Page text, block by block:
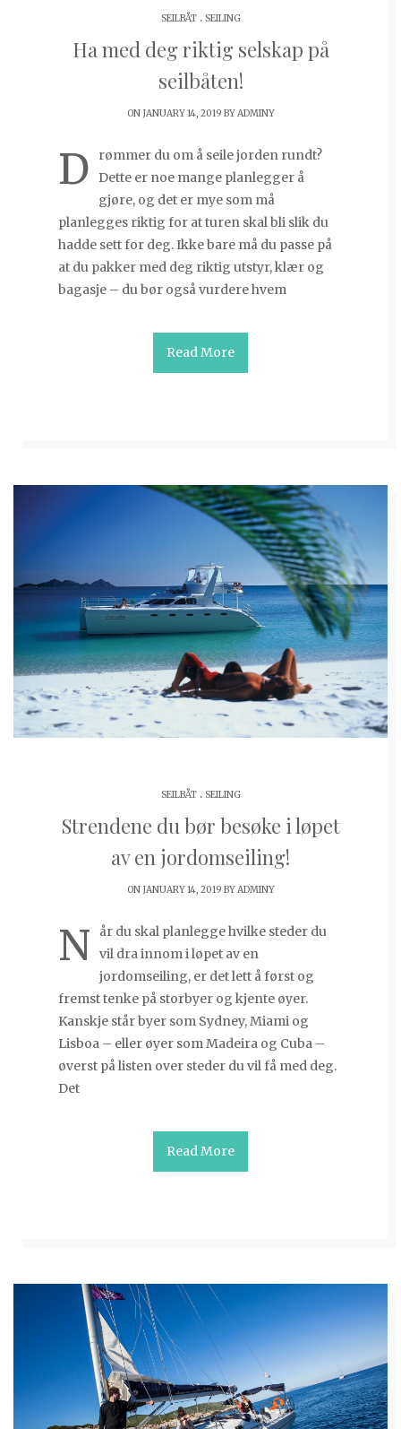
SEILBÅT. SEILING
Ha med deg riktig selskap på
seilbåten!
ON JANUARY 14, 2019 BYADMINY
D
rømmer du om å seile jorden rundt?
Dette er noe mange planlegger å
gjøre, og det er mye som må
planlegges riktig for at turen skal bli slik du
hadde sett for deg. Ikke bare må du passe på
at du pakker med deg riktig utstyr, klær og
bagasje – du bør også vurdere hvem
Read More
SEILBÅT. SEILING
Strendene du bør besøke i løpet
av en jordomseiling!
ON JANUARY 14, 2019 BYADMINY
N
år du skal planlegge hvilke steder du
vil dra innom i løpet av en
jordomseiling, er det lett å først og
fremst tenke på storbyer og kjente øyer.
Kanskje står byer som Sydney, Miami og
Lisboa – eller øyer som Madeira og Cuba –
øverst på listen over steder du vil få med deg.
Det
Read More